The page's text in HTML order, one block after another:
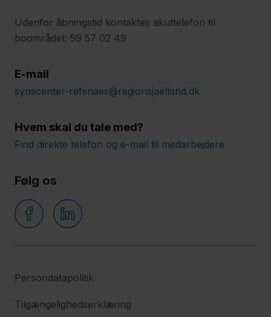
Udenfor åbningstid kontaktes akuttelefon til
boområdet: 59 57 02 49
E-mail
synscenter-refsnaes@regionsjaelland.dk
Hvem skal du tale med?
Find direkte telefon og e-mail til medarbejdere
Følg os
Persondatapolitik
Tilgængelighedserklæring